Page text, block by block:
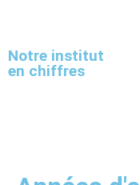
Notre institut
en chiffres